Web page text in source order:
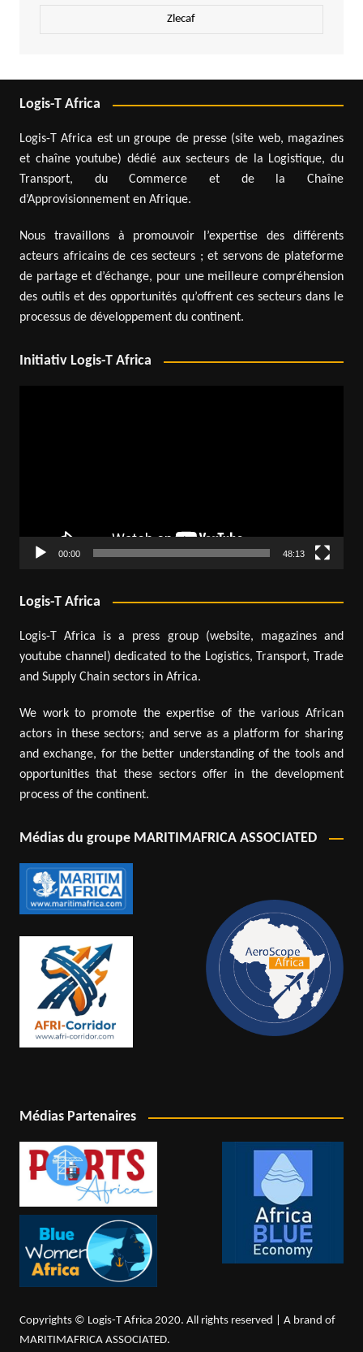
Zlecaf
Logis-T Africa
Logis-T Africa est un groupe de presse (site web, magazines
et chaîne youtube) dédié aux secteurs de la Logistique, du
Transport, du Commerce et de la Chaîne
d’Approvisionnement en Afrique.
Nous travaillons à promouvoir l’expertise des différents
acteurs africains de ces secteurs ; et servons de plateforme
de partage et d’échange, pour une meilleure compréhension
des outils et des opportunités qu’offrent ces secteurs dans le
processus de développement du continent.
Initiativ Logis-T Africa
00:00 48:13
Logis-T Africa
Logis-T Africa is a press group (website, magazines and
youtube channel) dedicated to the Logistics, Transport, Trade
and Supply Chain sectors in Africa.
We work to promote the expertise of the various African
actors in these sectors; and serve as a platform for sharing
and exchange, for the better understanding of the tools and
opportunities that these sectors offer in the development
process of the continent.
Médias du groupe MARITIMAFRICA ASSOCIATED
Médias Partenaires
Copyrights © Logis-T Africa 2020. All rights reserved | A brand of
MARITIMAFRICA ASSOCIATED.